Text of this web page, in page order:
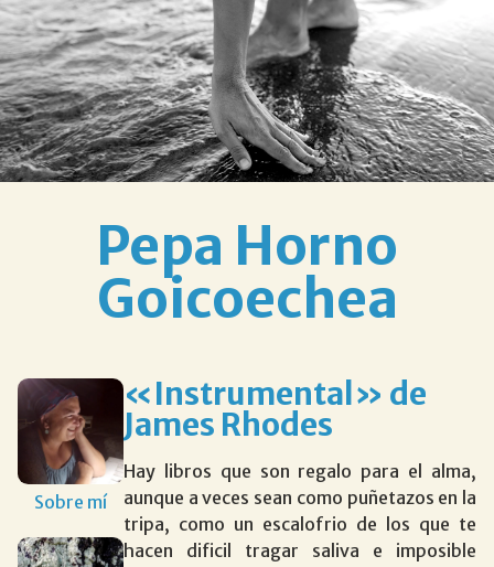
Pepa Horno
Goicoechea
Sobre mí
«Instrumental» de
James Rhodes
Hay libros que son regalo para el alma,
aunque a veces sean como puñetazos en la
tripa, como un escalofrio de los que te
hacen dificil tragar saliva e imposible